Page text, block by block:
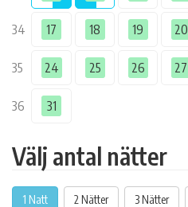
34 17 18 19 20
35 24 25 26 27
36 31
Välj antal nätter
1 Natt 2 Nätter 3 Nätter